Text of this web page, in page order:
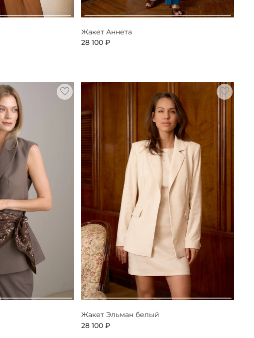
Жакет Аннета
28 100 ₽
Жакет Эльман белый
28 100 ₽